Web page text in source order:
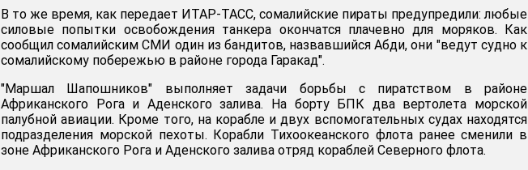
В то же время, как передает ИТАР-ТАСС, сомалийские пираты предупредили: любые
силовые попытки освобождения танкера окончатся плачевно для моряков. Как
сообщил сомалийским СМИ один из бандитов, назвавшийся Абди, они "ведут судно к
сомалийскому побережью в районе города Гаракад".
"Маршал Шапошников" выполняет задачи борьбы с пиратством в районе
Африканского Рога и Аденского залива. На борту БПК два вертолета морской
палубной авиации. Кроме того, на корабле и двух вспомогательных судах находятся
подразделения морской пехоты. Корабли Тихоокеанского флота ранее сменили в
зоне Африканского Рога и Аденского залива отряд кораблей Северного флота.